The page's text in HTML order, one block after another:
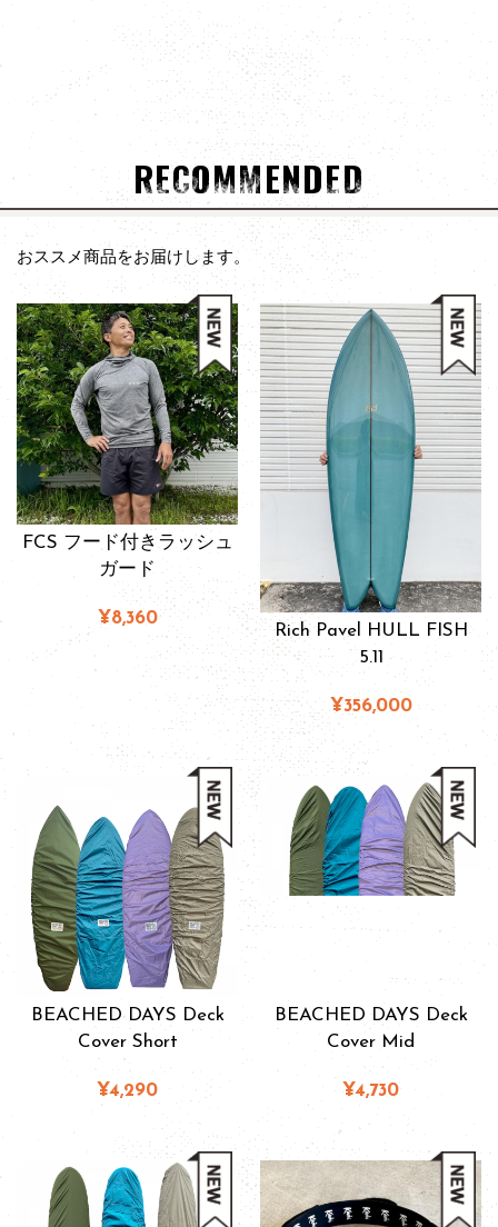
RECOMMENDED
おススメ商品をお届けします。
FCS フード付きラッシュ
ガード
¥8,360
Rich Pavel HULL FISH
5.11
¥356,000
BEACHED DAYS Deck
Cover Short
¥4,290
BEACHED DAYS Deck
Cover Mid
¥4,730